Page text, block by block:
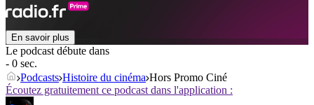
En savoir plus
Le podcast débute dans
- 0 sec.
Podcasts Histoire du cinéma Hors Promo Ciné
Écoutez gratuitement ce podcast dans l'application :